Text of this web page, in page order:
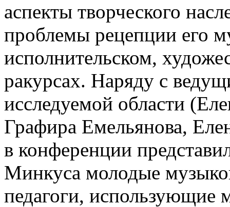
аспекты творческого
проблемы рецепции его
исполнительском,
ракурсах. Наряду с
исследуемой области
Графира Емельянова,
в конференции
Минкуса молодые
педагоги, использующие